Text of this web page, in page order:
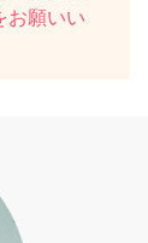
お願いい